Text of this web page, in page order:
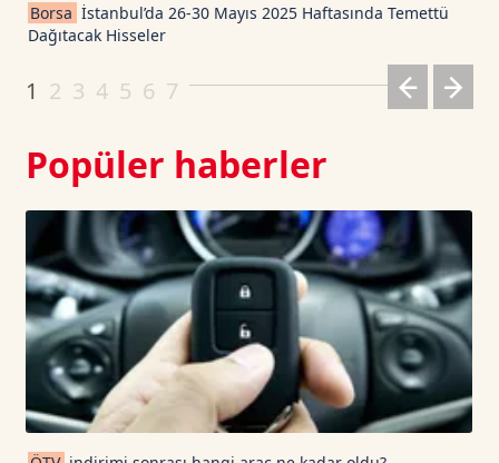
Borsa İstanbul’da 26-30 Mayıs 2025 Haftasında Temettü
Dağıtacak Hisseler
1 2 3 4 5 6 7
Popüler haberler